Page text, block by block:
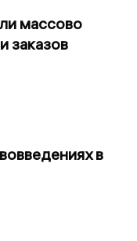
массово
заказов
в